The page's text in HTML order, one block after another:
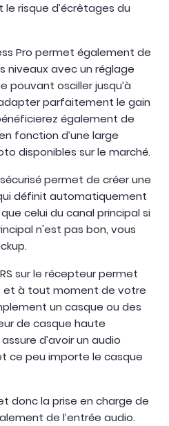
le risque d’écrêtages du
Pro permet également de
niveaux avec un réglage
pouvant osciller jusqu’à
parfaitement le gain
également de
fonction d’une large
disponibles sur le marché.
permet de créer une
définit automatiquement
celui du canal principal si
n'est pas bon, vous
sur le récepteur permet
et à tout moment de votre
un casque ou des
de casque haute
d’avoir un audio
ce peu importe le casque
donc la prise en charge de
de l’entrée audio.